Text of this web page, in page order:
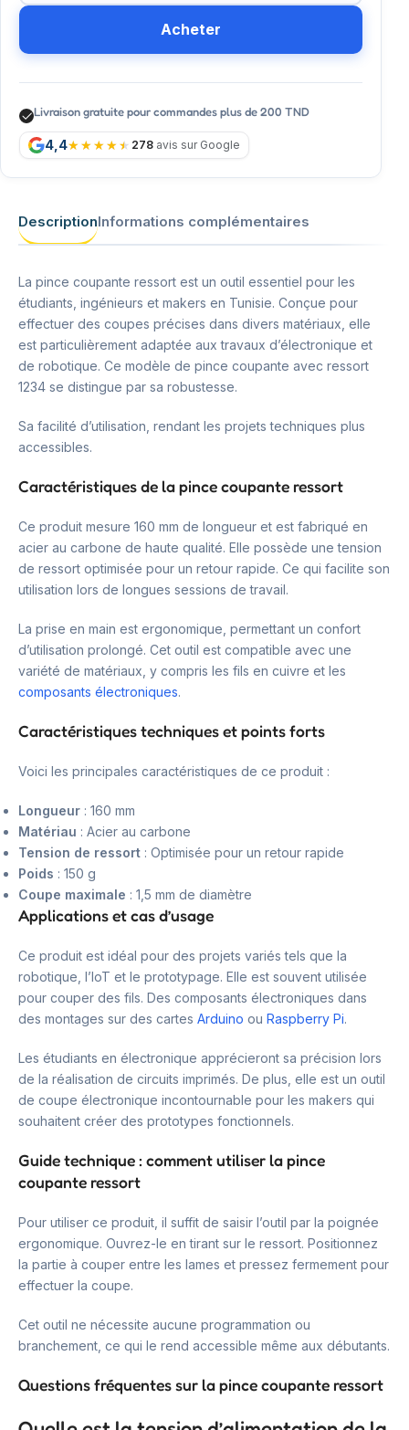
Acheter
Livraison gratuite pour commandes plus de 200 TND
4,4 278 avis sur Google
DescriptionInformations complémentaires
La pince coupante ressort est un outil essentiel pour les
étudiants, ingénieurs et makers en Tunisie. Conçue pour
effectuer des coupes précises dans divers matériaux, elle
est particulièrement adaptée aux travaux d’électronique et
de robotique. Ce modèle de pince coupante avec ressort
1234 se distingue par sa robustesse.
Sa facilité d’utilisation, rendant les projets techniques plus
accessibles.
Caractéristiques de la pince coupante ressort
Ce produit mesure 160 mm de longueur et est fabriqué en
acier au carbone de haute qualité. Elle possède une tension
de ressort optimisée pour un retour rapide. Ce qui facilite son
utilisation lors de longues sessions de travail.
La prise en main est ergonomique, permettant un confort
d’utilisation prolongé. Cet outil est compatible avec une
variété de matériaux, y compris les fils en cuivre et les
composants électroniques.
Caractéristiques techniques et points forts
Voici les principales caractéristiques de ce produit :
Longueur : 160 mm
Matériau : Acier au carbone
Tension de ressort : Optimisée pour un retour rapide
Poids : 150 g
Coupe maximale : 1,5 mm de diamètre
Applications et cas d’usage
Ce produit est idéal pour des projets variés tels que la
robotique, l’IoT et le prototypage. Elle est souvent utilisée
pour couper des fils. Des composants électroniques dans
des montages sur des cartes Arduino ou Raspberry Pi.
Les étudiants en électronique apprécieront sa précision lors
de la réalisation de circuits imprimés. De plus, elle est un outil
de coupe électronique incontournable pour les makers qui
souhaitent créer des prototypes fonctionnels.
Guide technique : comment utiliser la pince
coupante ressort
Pour utiliser ce produit, il suffit de saisir l’outil par la poignée
ergonomique. Ouvrez-le en tirant sur le ressort. Positionnez
la partie à couper entre les lames et pressez fermement pour
effectuer la coupe.
Cet outil ne nécessite aucune programmation ou
branchement, ce qui le rend accessible même aux débutants.
Questions fréquentes sur la pince coupante ressort